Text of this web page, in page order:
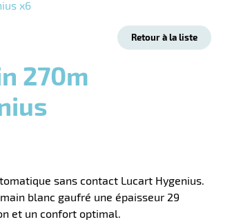
x6
Retour à la liste
sans contact Lucart Hygenius.
blanc gaufré une épaisseur 29
et un confort optimal.